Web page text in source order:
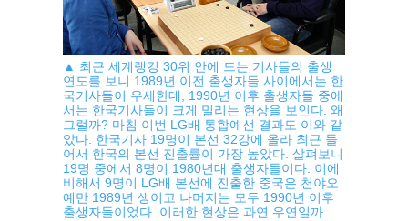
▲ 최근 세계랭킹 30위 안에 드는 기사들의 출생
연도를 보니 1989년 이전 출생자들 사이에서는 한
국기사들이 우세한데, 1990년 이후 출생자들 중에
서는 한국기사들이 크게 밀리는 현상을 보인다. 왜
그럴까? 마침 이번 LG배 통합예선 결과도 이와 같
았다. 한국기사 19명이 본선 32강에 올라 최근 들
어서 한국의 본선 진출률이 가장 높았다. 살펴보니
19명 중에서 8명이 1980년대 출생자들이다. 이에
비해서 9명이 LG배 본선에 진출한 중국은 천야오
예만 1989년 생이고 나머지는 모두 1990년 이후
출생자들이었다. 이러한 현상은 과연 우연일까.